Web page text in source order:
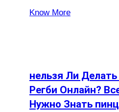
Know More
нельзя Ли
Регби Онлайн?
Нужно Знать